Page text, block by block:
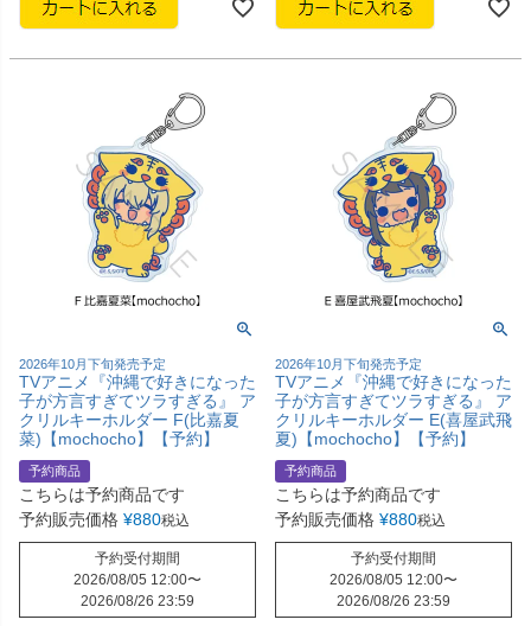
2026年10月下旬発売予定
TVアニメ『沖縄で好きになった
子が方言すぎてツラすぎる』 ア
クリルキーホルダー F(比嘉夏
菜)【mochocho】【予約】
予約商品
こちらは予約商品です
予約販売価格 ¥880税込
予約受付期間
2026/08/05 12:00〜
2026/08/26 23:59
2026年10月下旬発売予定
TVアニメ『沖縄で好きになった
子が方言すぎてツラすぎる』 ア
クリルキーホルダー E(喜屋武飛
夏)【mochocho】【予約】
予約商品
こちらは予約商品です
予約販売価格 ¥880税込
予約受付期間
2026/08/05 12:00〜
2026/08/26 23:59